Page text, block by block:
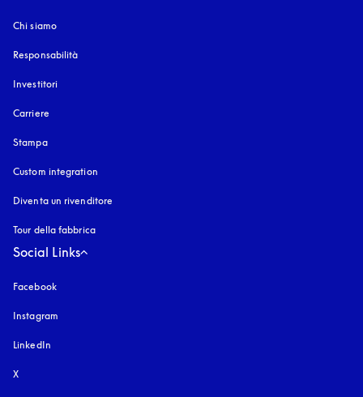
Chi siamo
Responsabilità
Investitori
Carriere
Stampa
Custom integration
Diventa un rivenditore
Tour della fabbrica
Social Links
Facebook
Instagram
LinkedIn
X